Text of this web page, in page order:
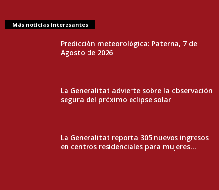
Más noticias interesantes
Predicción meteorológica: Paterna, 7 de
Agosto de 2026
La Generalitat advierte sobre la observación
segura del próximo eclipse solar
La Generalitat reporta 305 nuevos ingresos
en centros residenciales para mujeres...